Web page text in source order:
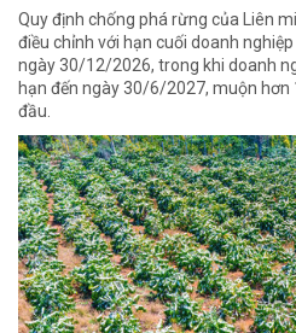
Quy định chống phá rừng của Liên
điều chỉnh với hạn cuối doanh
ngày 30/12/2026, trong khi doanh
hạn đến ngày 30/6/2027, muộn hơn
đầu.